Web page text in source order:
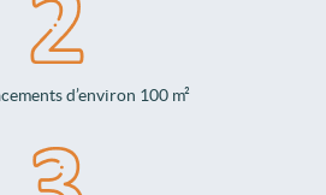
d’environ 100 m²